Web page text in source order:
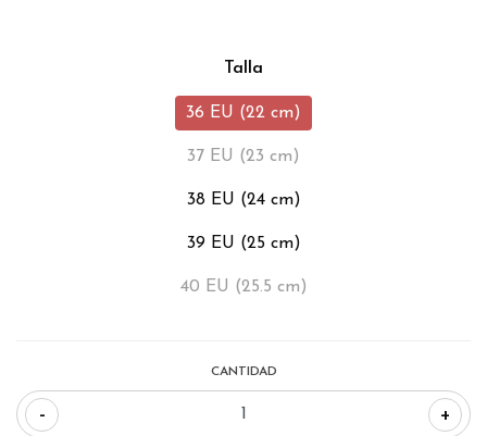
Talla
36 EU (22 cm)
37 EU (23 cm)
38 EU (24 cm)
39 EU (25 cm)
40 EU (25.5 cm)
CANTIDAD
- +